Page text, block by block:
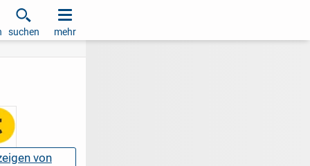
suchen mehr
von